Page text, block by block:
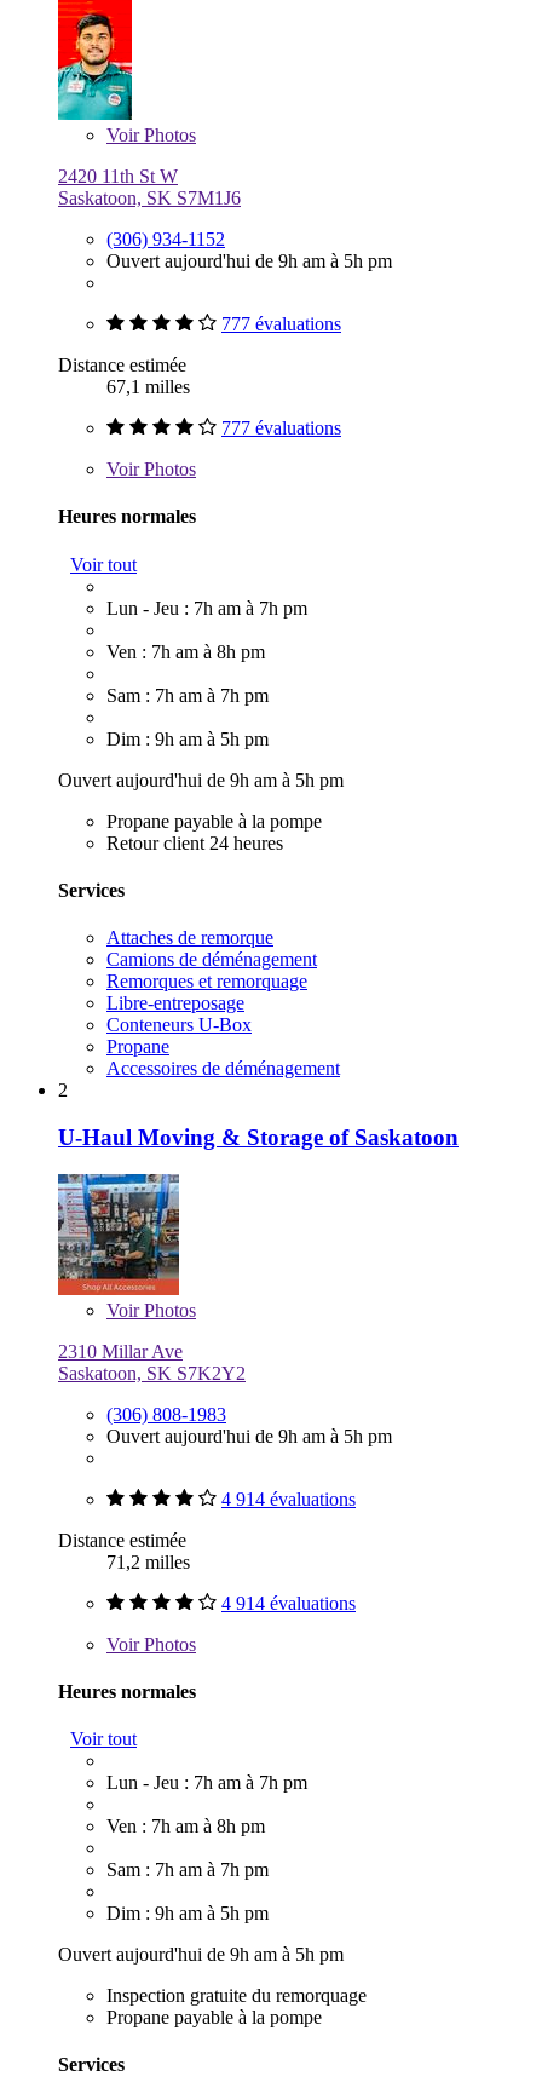
VoirPhotos
2420 11th St W
Saskatoon, SK S7M1J6
(306) 934-1152
Ouvert aujourd'hui de 9h am à 5h pm
777 évaluations
Distance estimée
67,1 milles
777 évaluations
VoirPhotos
Heures normales
Voir tout
Lun - Jeu : 7h am à 7h pm
Ven : 7h am à 8h pm
Sam : 7h am à 7h pm
Dim : 9h am à 5h pm
Ouvert aujourd'hui de 9h am à 5h pm
Propane payable à la pompe
Retour client 24 heures
Services
Attaches de remorque
Camions de déménagement
Remorques et remorquage
Libre-entreposage
Conteneurs U-Box
Propane
Accessoires de déménagement
2
U-Haul Moving & Storage of Saskatoon
VoirPhotos
2310 Millar Ave
Saskatoon, SK S7K2Y2
(306) 808-1983
Ouvert aujourd'hui de 9h am à 5h pm
4 914 évaluations
Distance estimée
71,2 milles
4 914 évaluations
VoirPhotos
Heures normales
Voir tout
Lun - Jeu : 7h am à 7h pm
Ven : 7h am à 8h pm
Sam : 7h am à 7h pm
Dim : 9h am à 5h pm
Ouvert aujourd'hui de 9h am à 5h pm
Inspection gratuite du remorquage
Propane payable à la pompe
Services